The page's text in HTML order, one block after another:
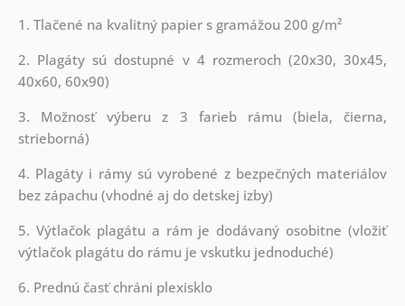
1. Tlačené na kvalitný papier s gramážou 200 g/m²
2. Plagáty sú dostupné v 4 rozmeroch (20x30, 30x45,
40x60, 60x90)
3. Možnosť výberu z 3 farieb rámu (biela, čierna,
strieborná)
4. Plagáty i rámy sú vyrobené z bezpečných materiálov
bez zápachu (vhodné aj do detskej izby)
5. Výtlačok plagátu a rám je dodávaný osobitne (vložiť
výtlačok plagátu do rámu je vskutku jednoduché)
6. Prednú časť chráni plexisklo